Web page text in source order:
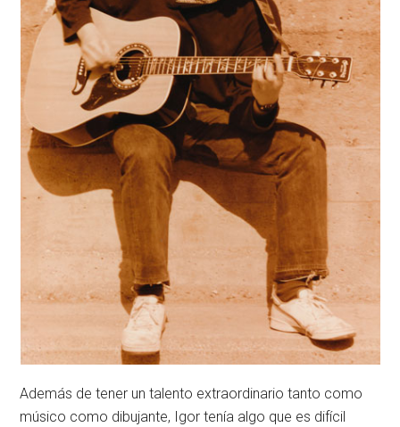
Además de tener un talento extraordinario tanto como
músico como dibujante, Igor tenía algo que es difícil